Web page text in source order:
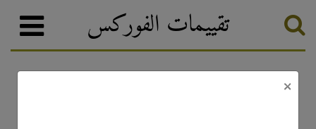
تقييمات الفوركس
×